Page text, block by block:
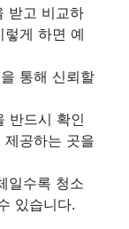
받고 비교하
게 하면 예
통해 신뢰할
반드시 확인
공하는 곳을
일수록 청소
있습니다.